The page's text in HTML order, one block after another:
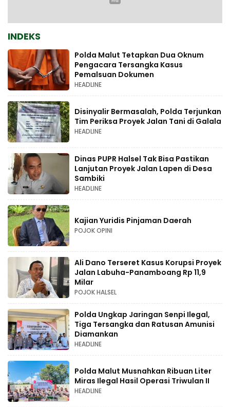
INDEKS
Polda Malut Tetapkan Dua Oknum
Pengacara Tersangka Kasus
Pemalsuan Dokumen
HEADLINE
Disinyalir Bermasalah, Polda Terjunkan
Tim Periksa Proyek Jalan Tani di Galala
HEADLINE
Dinas PUPR Halsel Tak Bisa Pastikan
Lanjutan Proyek Jalan Lapen di Desa
Sambiki
HEADLINE
Kajian Yuridis Pinjaman Daerah
POJOK OPINI
Ali Dano Terseret Kasus Korupsi Proyek
Jalan Labuha-Panamboang Rp 11,9
Milar
POJOK HALSEL
Polda Ungkap Jaringan Senpi Ilegal,
Tiga Tersangka dan Ratusan Amunisi
Diamankan
HEADLINE
Polda Malut Musnahkan Ribuan Liter
Miras Ilegal Hasil Operasi Triwulan II
HEADLINE